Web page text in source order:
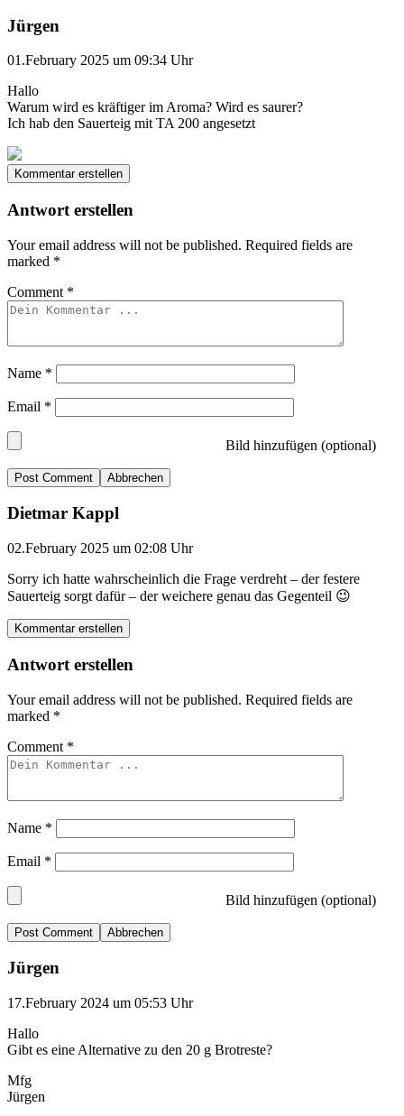
Jürgen
01.February 2025 um 09:34 Uhr
Hallo
Warum wird es kräftiger im Aroma? Wird es saurer?
Ich hab den Sauerteig mit TA 200 angesetzt
Kommentar erstellen
Antwort erstellen
Your email address will not be published. Required fields are
marked *
Comment *
Name *
Email *
Bild hinzufügen (optional)
Abbrechen
Dietmar Kappl
02.February 2025 um 02:08 Uhr
Sorry ich hatte wahrscheinlich die Frage verdreht – der festere
Sauerteig sorgt dafür – der weichere genau das Gegenteil 😉
Kommentar erstellen
Antwort erstellen
Your email address will not be published. Required fields are
marked *
Comment *
Name *
Email *
Bild hinzufügen (optional)
Abbrechen
Jürgen
17.February 2024 um 05:53 Uhr
Hallo
Gibt es eine Alternative zu den 20 g Brotreste?
Mfg
Jürgen